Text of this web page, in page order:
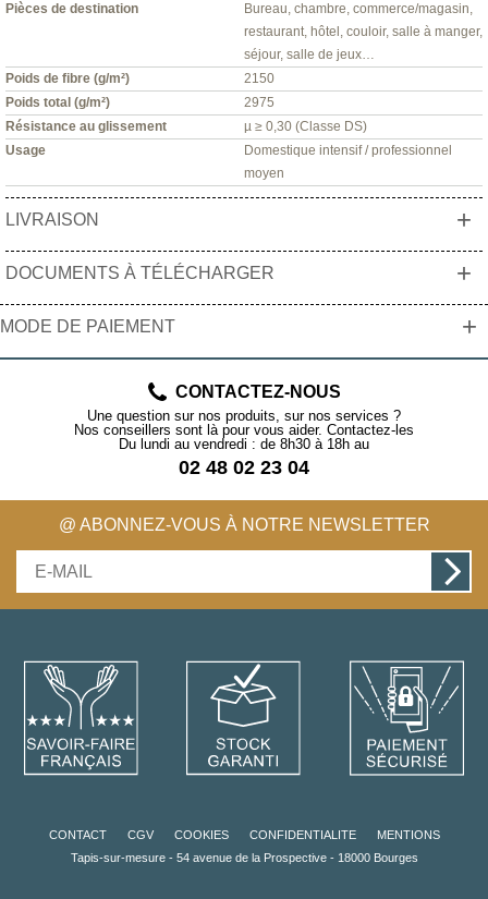
Pièces de destination
Bureau, chambre, commerce/magasin,
restaurant, hôtel, couloir, salle à manger,
séjour, salle de jeux…
Poids de fibre (g/m²)
2150
Poids total (g/m²)
2975
Résistance au glissement
µ ≥ 0,30 (Classe DS)
Usage
Domestique intensif / professionnel
moyen
LIVRAISON +
DOCUMENTS À TÉLÉCHARGER +
MODE DE PAIEMENT +
CONTACTEZ-NOUS
Une question sur nos produits, sur nos services ?
Nos conseillers sont là pour vous aider. Contactez-les
Du lundi au vendredi : de 8h30 à 18h au
02 48 02 23 04
@ ABONNEZ-VOUS À NOTRE NEWSLETTER
CONTACT CGV COOKIES CONFIDENTIALITE
MENTIONS
Tapis-sur-mesure - 54 avenue de la Prospective - 18000 Bourges